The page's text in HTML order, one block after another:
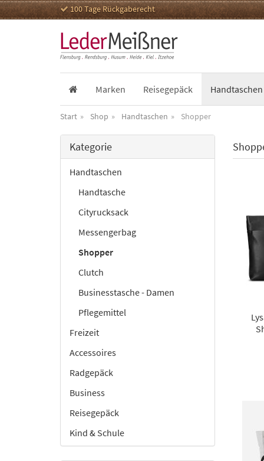
100 Tage Rückgaberecht
Marken Reisegepäck Handtaschen
Start Shop Handtaschen Shopper
Kategorie
Handtaschen
Handtasche
Cityrucksack
Messengerbag
Shopper
Clutch
Businesstasche - Damen
Pflegemittel
Freizeit
Accessoires
Radgepäck
Business
Reisegepäck
Kind & Schule